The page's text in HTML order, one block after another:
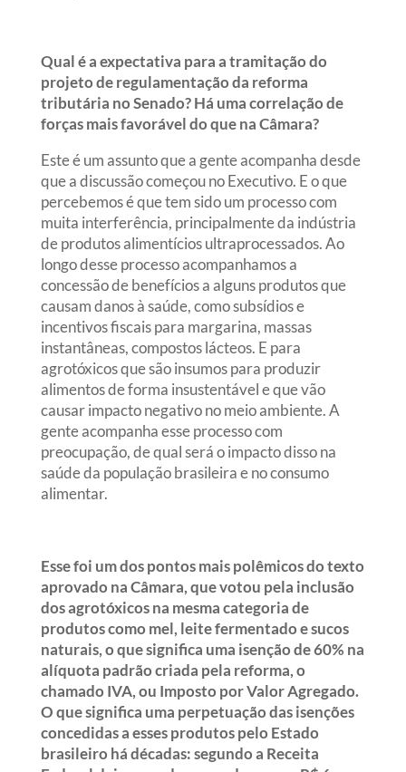
Qual é a expectativa para a tramitação do
projeto de regulamentação da reforma
tributária no Senado? Há uma correlação de
forças mais favorável do que na Câmara?
Este é um assunto que a gente acompanha desde
que a discussão começou no Executivo. E o que
percebemos é que tem sido um processo com
muita interferência, principalmente da indústria
de produtos alimentícios ultraprocessados. Ao
longo desse processo acompanhamos a
concessão de benefícios a alguns produtos que
causam danos à saúde, como subsídios e
incentivos fiscais para margarina, massas
instantâneas, compostos lácteos. E para
agrotóxicos que são insumos para produzir
alimentos de forma insustentável e que vão
causar impacto negativo no meio ambiente. A
gente acompanha esse processo com
preocupação, de qual será o impacto disso na
saúde da população brasileira e no consumo
alimentar.
Esse foi um dos pontos mais polêmicos do texto
aprovado na Câmara, que votou pela inclusão
dos agrotóxicos na mesma categoria de
produtos como mel, leite fermentado e sucos
naturais, o que significa uma isenção de 60% na
alíquota padrão criada pela reforma, o
chamado IVA, ou Imposto por Valor Agregado.
O que significa uma perpetuação das isenções
concedidas a esses produtos pelo Estado
brasileiro há décadas: segundo a Receita